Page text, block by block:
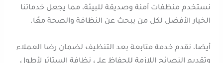
نستخدم منظفات آمنة وصديقة للبيئة، مما يجعل خدماتنا
الخيار الأفضل لكل من يبحث عن النظافة والصحة معًا.
أيضا، نقدم خدمة متابعة بعد التنظيف لضمان رضا العملاء
وتقديم النصائح اللازمة للحفاظ على نظافة الستائر لأطول